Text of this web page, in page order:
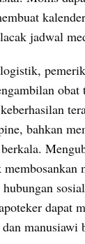
jadwal
bahkan
dapat
manusiawi